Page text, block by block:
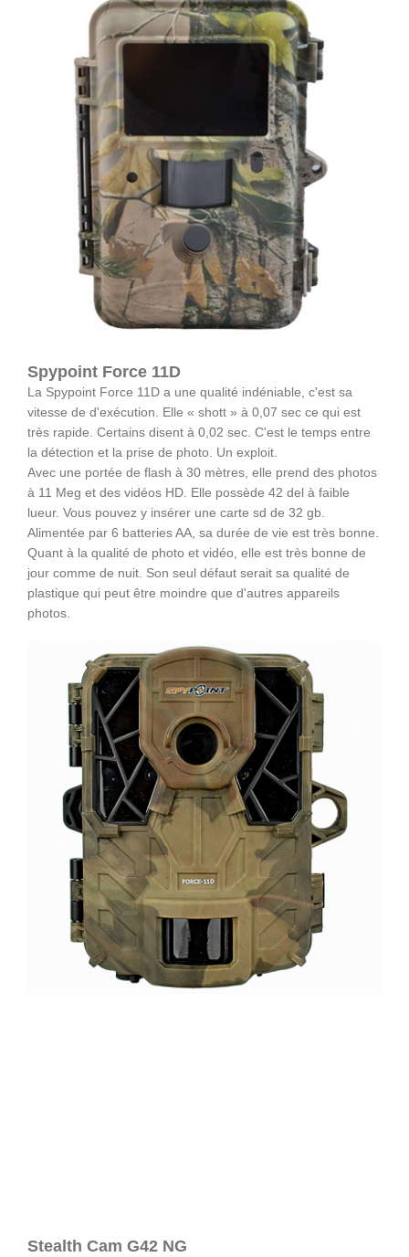
Spypoint Force 11D
La Spypoint Force 11D a une qualité indéniable, c'est sa
vitesse de d'exécution. Elle « shott » à 0,07 sec ce qui est
très rapide. Certains disent à 0,02 sec. C'est le temps entre
la détection et la prise de photo. Un exploit.
Avec une portée de flash à 30 mètres, elle prend des photos
à 11 Meg et des vidéos HD. Elle possède 42 del à faible
lueur. Vous pouvez y insérer une carte sd de 32 gb.
Alimentée par 6 batteries AA, sa durée de vie est très bonne.
Quant à la qualité de photo et vidéo, elle est très bonne de
jour comme de nuit. Son seul défaut serait sa qualité de
plastique qui peut être moindre que d'autres appareils
photos.
Stealth Cam G42 NG